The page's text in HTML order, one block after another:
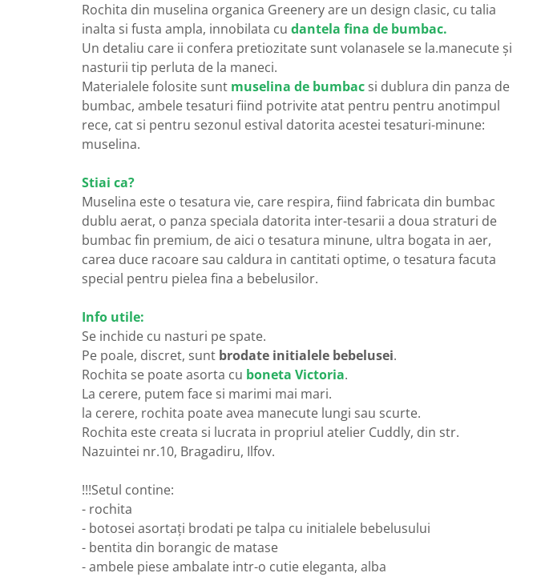
Rochita din muselina organica Greenery are un design clasic, cu talia
inalta si fusta ampla, innobilata cu dantela fina de bumbac.
Un detaliu care ii confera pretiozitate sunt volanasele se la.manecute și
nasturii tip perluta de la maneci.
Materialele folosite sunt muselina de bumbac si dublura din panza de
bumbac, ambele tesaturi fiind potrivite atat pentru pentru anotimpul
rece, cat si pentru sezonul estival datorita acestei tesaturi-minune:
muselina.
Stiai ca?
Muselina este o tesatura vie, care respira, fiind fabricata din bumbac
dublu aerat, o panza speciala datorita inter-tesarii a doua straturi de
bumbac fin premium, de aici o tesatura minune, ultra bogata in aer,
carea duce racoare sau caldura in cantitati optime, o tesatura facuta
special pentru pielea fina a bebelusilor.
Info utile:
Se inchide cu nasturi pe spate.
Pe poale, discret, sunt brodate initialele bebelusei.
Rochita se poate asorta cu boneta Victoria.
La cerere, putem face si marimi mai mari.
la cerere, rochita poate avea manecute lungi sau scurte.
Rochita este creata si lucrata in propriul atelier Cuddly, din str.
Nazuintei nr.10, Bragadiru, Ilfov.
!!!Setul contine:
- rochita
- botosei asortați brodati pe talpa cu initialele bebelusului
- bentita din borangic de matase
- ambele piese ambalate intr-o cutie eleganta, alba